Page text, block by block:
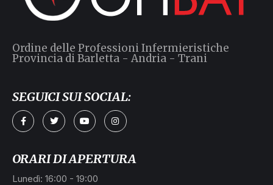
ORARI DI APERTURA
Lunedì: 16:00 - 19:00
Ordine delle Professioni Infermieristiche
Provincia di Barletta - Andria - Trani
SEGUICI SUI SOCIAL: